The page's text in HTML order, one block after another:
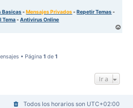
Basicas-Mensajes Privados-Repetir Temas-
Tema-Antivirus Online
• Página 1 de 1
Ir a
Todos los horarios son UTC+02:00